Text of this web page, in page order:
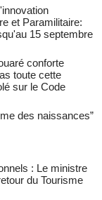
et Paramilitaire:
15 septembre
conforte
toute cette
sur le Code
des naissances”
: Le ministre
du Tourisme